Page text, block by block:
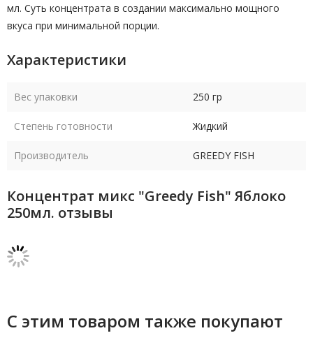
мл. Суть концентрата в создании максимально мощного
вкуса при минимальной порции.
Характеристики
Вес упаковки 250 гр
Степень готовности Жидкий
Производитель GREEDY FISH
Концентрат микс "Greedy Fish" Яблоко
250мл. отзывы
С этим товаром также покупают